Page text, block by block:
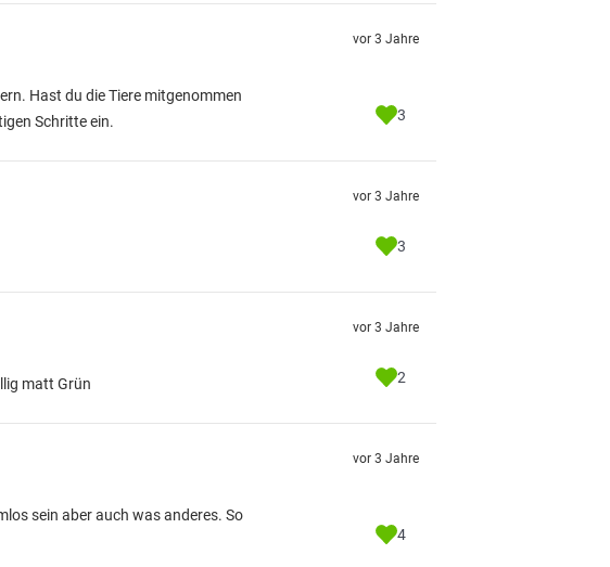
Hast du die Tiere mitgenommen
Schritte ein.
vor 3 Jahre
3
vor 3 Jahre
3
matt Grün
vor 3 Jahre
2
sein aber auch was anderes. So
vor 3 Jahre
4